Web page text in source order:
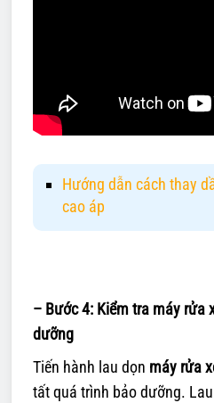
Hướng dẫn cách thay
cao áp
– Bước 4: Kiểm tra máy rửa
dưỡng
Tiến hành lau dọn máy rửa
tất quá trình bảo dưỡng.